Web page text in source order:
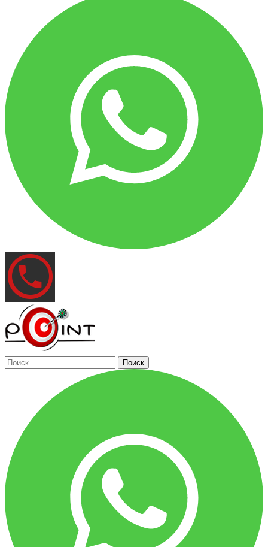
Поиск